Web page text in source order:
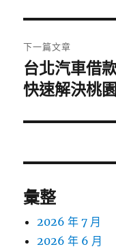
覽
文
章:
下一篇文章
下
一
文
台北汽車借
快速解決桃
彙整
2026 年 7 月
2026 年 6 月